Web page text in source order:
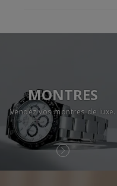
MONTRES
Vendez vos montres de luxe.